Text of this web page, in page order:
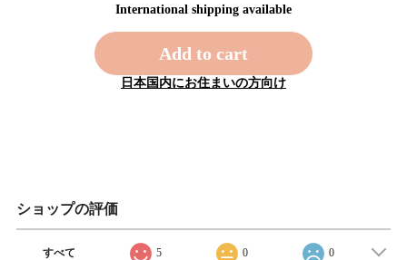
International shipping available
Add to cart
日本国内にお住まいの方向け
ショップの評価
すべて 5 0 0